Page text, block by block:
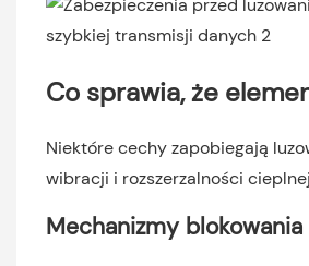
Co sprawia, że
Niektóre cechy zapobiegają
wibracji i rozszerzalności
Mechanizmy